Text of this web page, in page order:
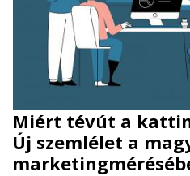
Miért tévút a
Új szemlélet a